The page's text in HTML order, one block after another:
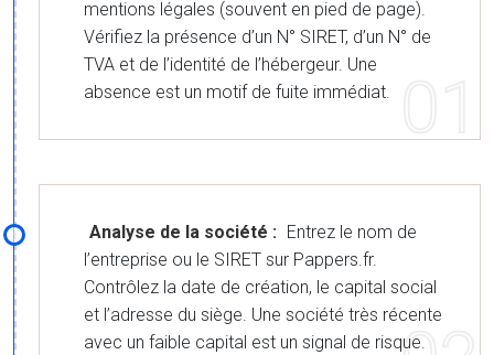
mentions légales (souvent en pied de page).
Vérifiez la présence d’un N° SIRET, d’un N° de
TVA et de l’identité de l’hébergeur. Une
absence est un motif de fuite immédiat.
Analyse de la société : Entrez le nom de
l’entreprise ou le SIRET sur Pappers.fr.
Contrôlez la date de création, le capital social
et l’adresse du siège. Une société très récente
avec un faible capital est un signal de risque.